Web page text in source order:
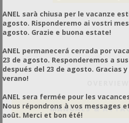
MANUALS &
ANEL sarà chiusa per le vacanze
agosto. Risponderemo ai vostri
agosto. Grazie e buona estate!
ANEL permanecerá cerrada por
23 de agosto. Responderemos a
después del 23 de agosto. Gracias
verano!
ANEL sera fermée pour les
Nous répondrons à vos messages
août. Merci et bon été!